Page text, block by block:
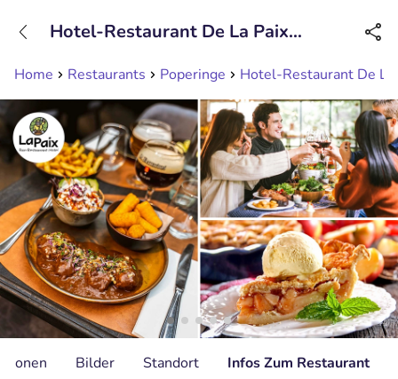
Erreichbar bis 23:00 Uhr
Home Restaurants Poperinge Hotel-Restaurant De La
Hotel-Restaurant De La Paix
Bilder Standort Infos Zum Restaurant